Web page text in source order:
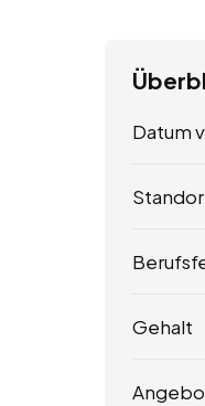
Datum
Gehalt